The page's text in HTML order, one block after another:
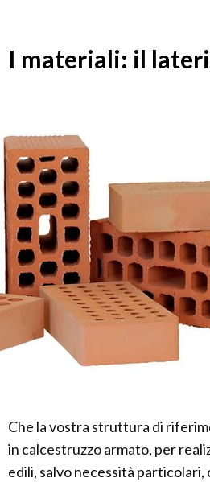
I materiali: il
Che la vostra struttura di
in calcestruzzo armato, per
edili, salvo necessità